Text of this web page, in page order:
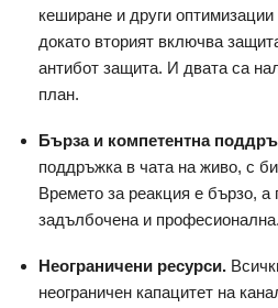
кеширане и други
докато вторият включва
антибот защита. И двата са
план.
Бърза и компетентна
поддръжка в чата на живо, с
Времето за реакция е бързо,
задълбочена и професионална.
Неограничени ресурси.
неограничен капацитет на